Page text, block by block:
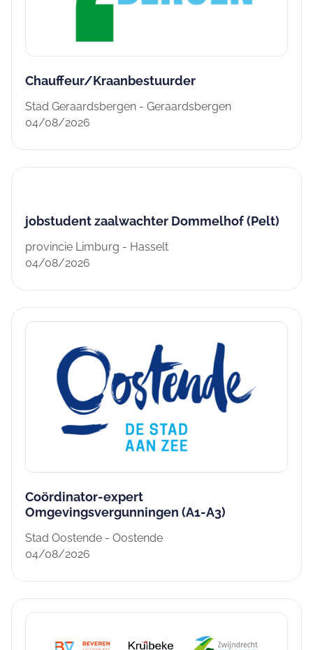
Chauffeur/Kraanbestuurder
Stad Geraardsbergen - Geraardsbergen
04/08/2026
jobstudent zaalwachter Dommelhof (Pelt)
provincie Limburg - Hasselt
04/08/2026
Coördinator-expert
Omgevingsvergunningen (A1-A3)
Stad Oostende - Oostende
04/08/2026